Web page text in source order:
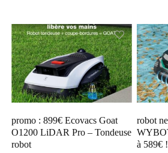
promo : 899€ Ecovacs Goat
O1200 LiDAR Pro – Tondeuse
robot
robot
à 589€